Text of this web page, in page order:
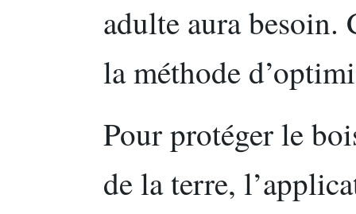
adulte aura besoin.
la méthode
Pour protéger le
de la terre,